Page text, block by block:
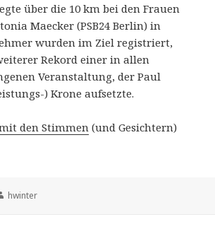
über die 10 km bei den Frauen
Maecker (PSB24 Berlin) in
wurden im Ziel registriert,
Rekord einer in allen
Veranstaltung, der Paul
) Krone aufsetzte.
den Stimmen (und Gesichtern)
Autor
hwinter